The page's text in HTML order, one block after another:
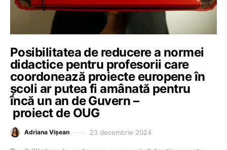
Posibilitatea de reducere a normei
didactice pentru profesorii care
coordonează proiecte europene în
școli ar putea fi amânată pentru
încă un an de Guvern –
proiect de OUG
Adriana Vișean 23 decembrie 2024